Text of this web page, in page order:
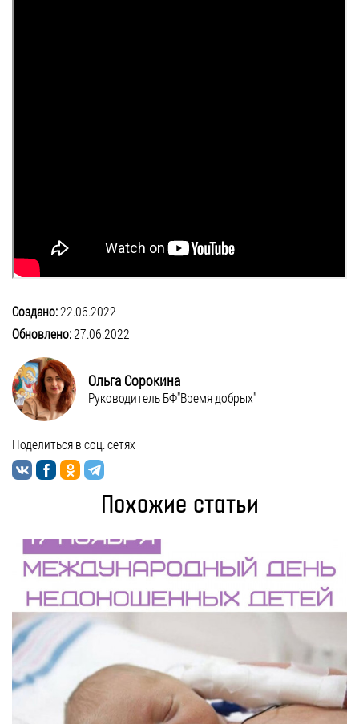
Создано:22.06.2022
Обновлено:27.06.2022
Ольга Сорокина
Руководитель БФ"Время добрых"
Поделиться в соц. сетях
Похожие статьи